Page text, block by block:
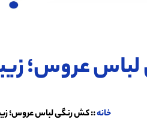
عروس؛
خانه::کش رنگی لباس عروس؛